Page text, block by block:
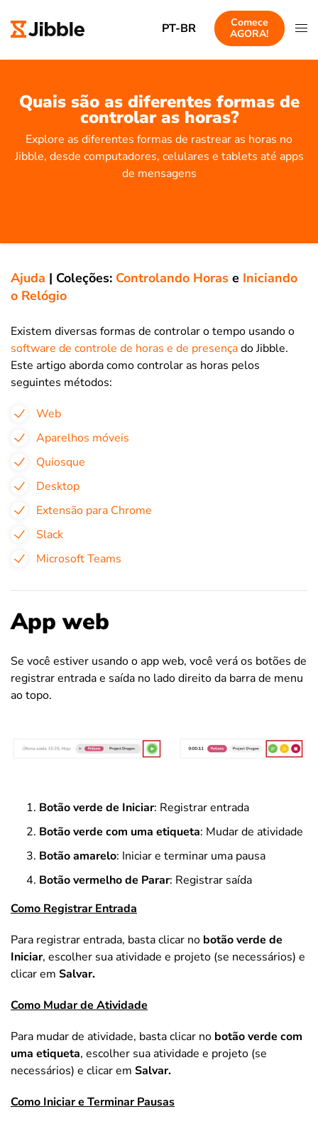
PT-BR
Comece
AGORA!
Quais são as diferentes formas de
controlar as horas?
Explore as diferentes formas de rastrear as horas no
Jibble, desde computadores, celulares e tablets até apps
de mensagens
Ajuda | Coleções: Controlando Horas e Iniciando
o Relógio
Existem diversas formas de controlar o tempo usando o
software de controle de horas e de presençado Jibble.
Este artigo aborda como controlar as horas pelos
seguintes métodos:
Web
Aparelhos móveis
Quiosque
Desktop
Extensão para Chrome
Slack
Microsoft Teams
App web
Se você estiver usando o app web, você verá os botões de
registrar entrada e saída no lado direito da barra de menu
ao topo.
Botão verde de Iniciar: Registrar entrada
Botão verde com uma etiqueta: Mudar de atividade
Botão amarelo: Iniciar e terminar uma pausa
Botão vermelho de Parar: Registrar saída
Como Registrar Entrada
Para registrar entrada, basta clicar no botão verde de
Iniciar, escolher sua atividade e projeto (se necessários) e
clicar em Salvar.
Como Mudar de Atividade
Para mudar de atividade, basta clicar no botão verde com
uma etiqueta, escolher sua atividade e projeto (se
necessários) e clicar em Salvar.
Como Iniciar e Terminar Pausas